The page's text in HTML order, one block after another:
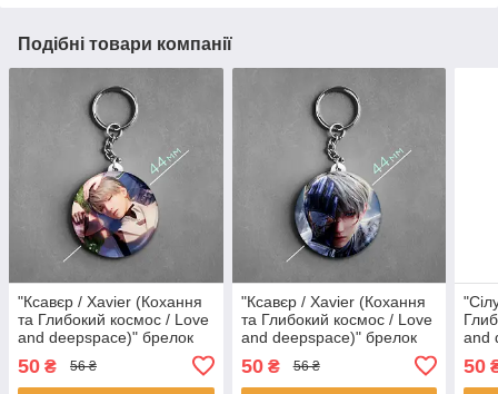
Подібні товари компанії
"Ксавєр / Xavier (Кохання
та Глибокий космос / Love
and deepspace)" брелок
50 ₴ 56 ₴
"Ксавєр / Xavier (Кохання
та Глибокий космос / Love
and deepspace)" брелок
50₴ 56 ₴
and
50